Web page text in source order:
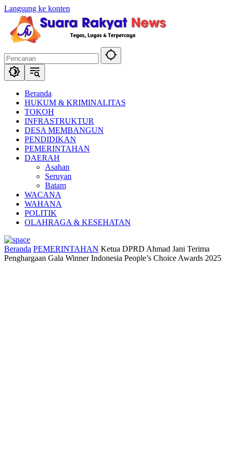
Langsung ke konten
Beranda
HUKUM & KRIMINALITAS
TOKOH
INFRASTRUKTUR
DESA MEMBANGUN
PENDIDIKAN
PEMERINTAHAN
DAERAH
Asahan
Seruyan
Batam
WACANA
WAHANA
POLITIK
OLAHRAGA & KESEHATAN
Beranda PEMERINTAHAN Ketua DPRD Ahmad Jani Terima
Penghargaan Gala Winner Indonesia People’s Choice Awards 2025